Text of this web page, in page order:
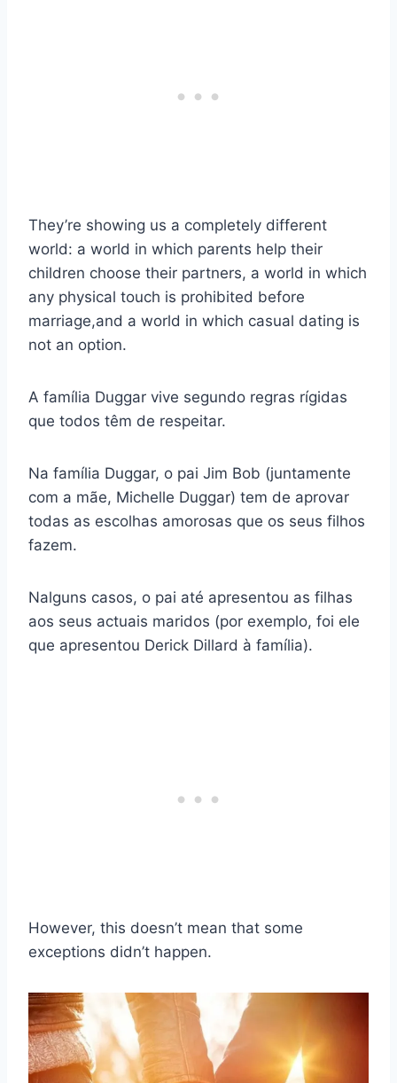
They’re showing us a completely different
world: a world in which parents help their
children choose their partners, a world in which
any physical touch is prohibited before
marriage,and a world in which casual dating is
not an option.
A família Duggar vive segundo regras rígidas
que todos têm de respeitar.
Na família Duggar, o pai Jim Bob (juntamente
com a mãe, Michelle Duggar) tem de aprovar
todas as escolhas amorosas que os seus filhos
fazem.
Nalguns casos, o pai até apresentou as filhas
aos seus actuais maridos (por exemplo, foi ele
que apresentou Derick Dillard à família).
However, this doesn’t mean that some
exceptions didn’t happen.